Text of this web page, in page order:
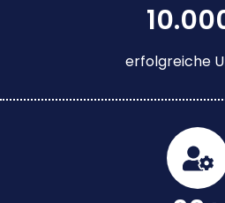
erfolgreiche